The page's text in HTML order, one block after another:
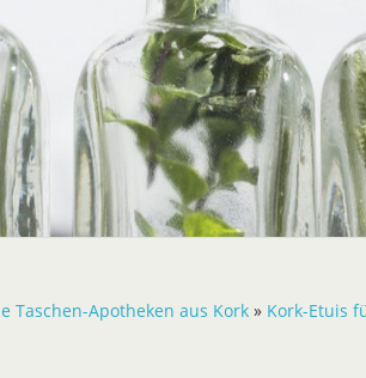
Taschen-Apotheken aus Kork » Kork-Etuis